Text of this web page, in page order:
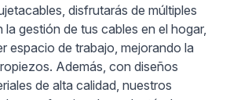
disfrutarás de múltiples
gestión de tus cables en el hogar,
espacio de trabajo, mejorando la
Además, con diseños
de alta calidad, nuestros